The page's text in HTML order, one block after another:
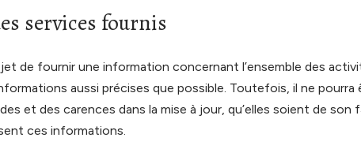
services fournis
de fournir une information concernant l’ensemble des
aussi précises que possible. Toutefois, il ne pourra
et des carences dans la mise à jour, qu’elles soient de
ces informations.